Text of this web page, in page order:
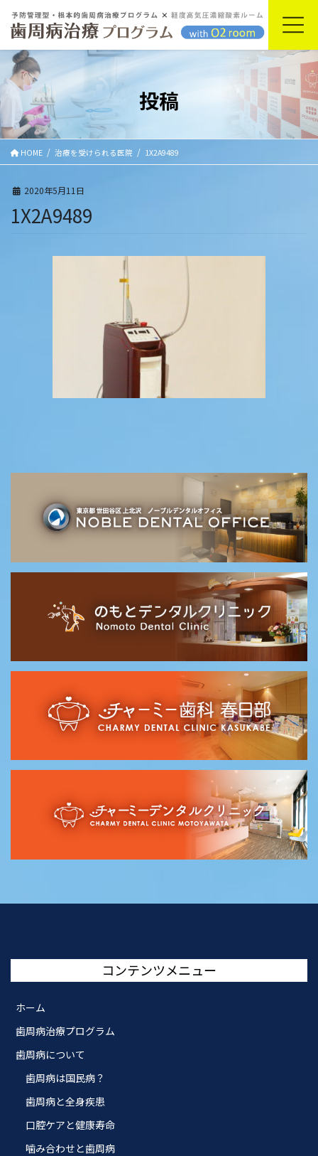
ン
に
動
ー
ョ
に
移
動
投稿
HOME 治療を受けられる医院 1X2A9489
2020年5月11日
1X2A9489
コンテンツメニュー
ホーム
歯周病治療プログラム
歯周病について
歯周病は国民病？
歯周病と全身疾患
口腔ケアと健康寿命
噛み合わせと歯周病